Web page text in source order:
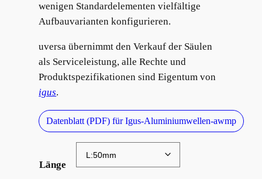
wenigen Standardelementen vielfältige
Aufbauvarianten konfigurieren.
uversa übernimmt den Verkauf der Säulen
als Serviceleistung, alle Rechte und
Produktspezifikationen sind Eigentum von
igus.
Datenblatt (PDF) für Igus-Aluminiumwellen-awmp
Länge